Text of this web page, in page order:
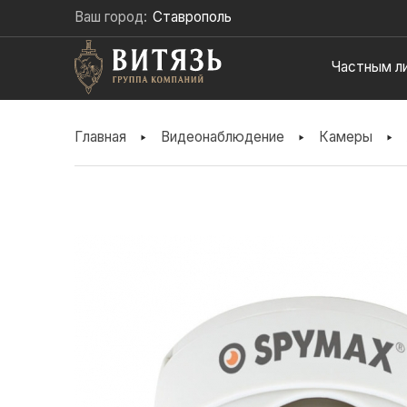
Ваш город: Ставрополь
Частным
ВЫ
ЗДЕСЬ
Главная Видеонаблюдение Камеры